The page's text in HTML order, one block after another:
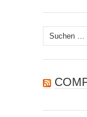
Suchen
nach: